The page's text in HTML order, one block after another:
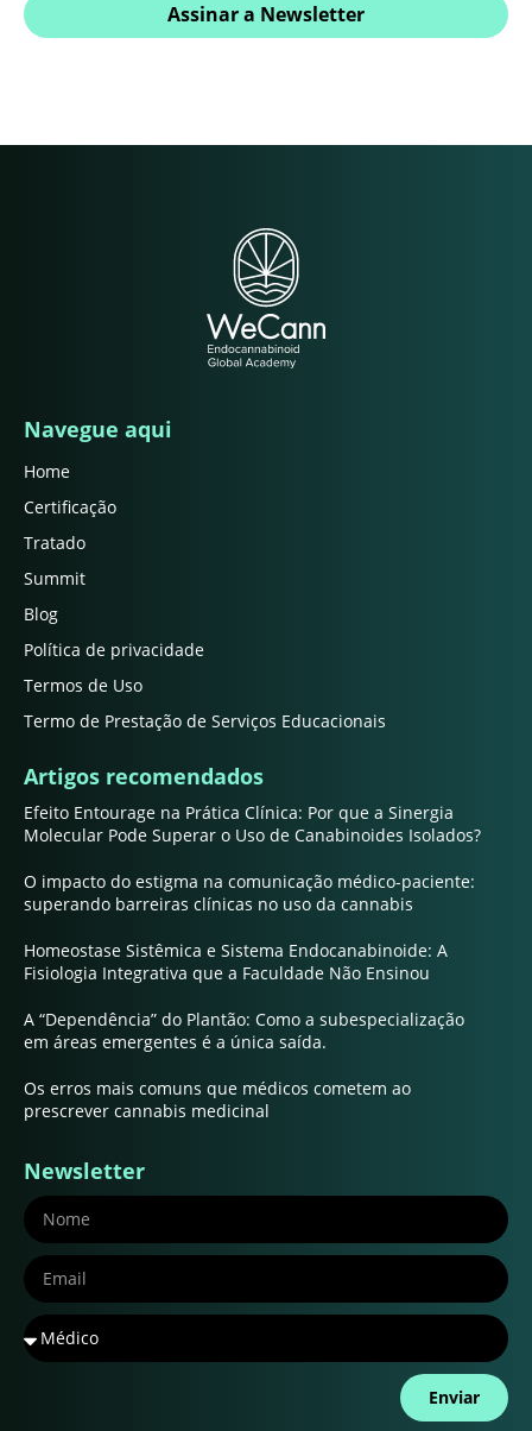
Assinar a Newsletter
Navegue aqui
Home
Certificação
Tratado
Summit
Blog
Política de privacidade
Termos de Uso
Termo de Prestação de Serviços Educacionais
Artigos recomendados
Efeito Entourage na Prática Clínica: Por que a Sinergia
Molecular Pode Superar o Uso de Canabinoides Isolados?
O impacto do estigma na comunicação médico-paciente:
superando barreiras clínicas no uso da cannabis
Homeostase Sistêmica e Sistema Endocanabinoide: A
Fisiologia Integrativa que a Faculdade Não Ensinou
A “Dependência” do Plantão: Como a subespecialização
em áreas emergentes é a única saída.
Os erros mais comuns que médicos cometem ao
prescrever cannabis medicinal
Newsletter
Enviar